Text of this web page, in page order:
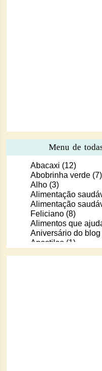
Menu de
Abacaxi (12)
Abobrinha verde (7)
Alho (3)
Alimentação
Alimentação
Feliciano (8)
Alimentos que
Aniversário do blog
Apostilas (1)